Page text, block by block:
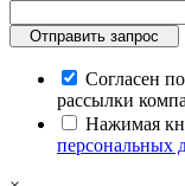
Отправить запрос
Согласен
рассылки
Нажимая
персональных